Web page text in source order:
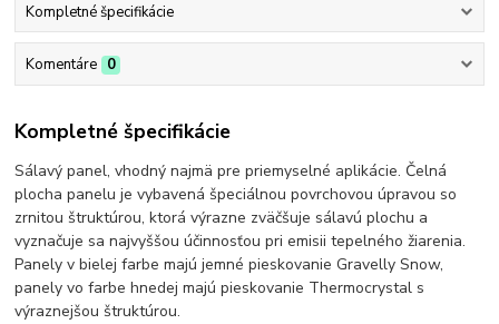
Kompletné špecifikácie
Komentáre 0
Kompletné špecifikácie
Sálavý panel, vhodný najmä pre priemyselné aplikácie. Čelná
plocha panelu je vybavená špeciálnou povrchovou úpravou so
zrnitou štruktúrou, ktorá výrazne zväčšuje sálavú plochu a
vyznačuje sa najvyššou účinnosťou pri emisii tepelného žiarenia.
Panely v bielej farbe majú jemné pieskovanie Gravelly Snow,
panely vo farbe hnedej majú pieskovanie Thermocrystal s
výraznejšou štruktúrou.